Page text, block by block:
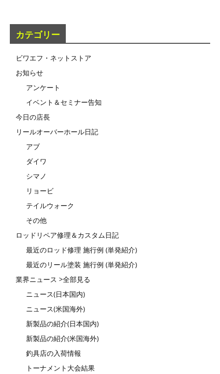
カテゴリー
ビワエフ・ネットストア
お知らせ
アンケート
イベント＆セミナー告知
今日の店長
リールオーバーホール日記
アブ
ダイワ
シマノ
リョービ
テイルウォーク
その他
ロッドリペア修理＆カスタム日記
最近のロッド修理 施行例 (単発紹介)
最近のリール塗装 施行例 (単発紹介)
業界ニュース >全部見る
ニュース(日本国内)
ニュース(米国海外)
新製品の紹介(日本国内)
新製品の紹介(米国海外)
釣具店の入荷情報
トーナメント大会結果